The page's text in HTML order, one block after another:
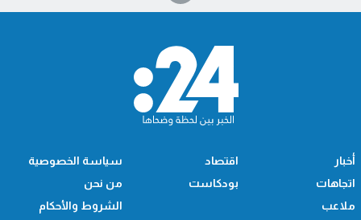
أخبار
اتجاهات
ملاعب
اقتصاد
بودكاست
سياسة الخصوصية
من نحن
الشروط والأحكام